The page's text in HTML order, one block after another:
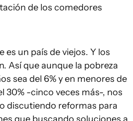
de los comedores
es un país de viejos. Y los
Así que aunque la pobreza
sea del 6% y en menores de
30% -cinco veces más-, nos
discutiendo reformas para